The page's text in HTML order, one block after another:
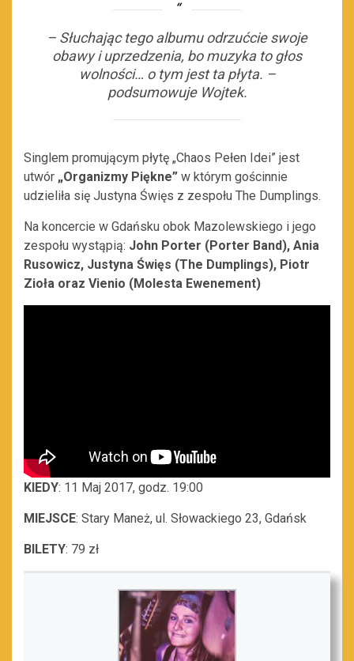
– Słuchając tego albumu odrzućcie swoje
obawy i uprzedzenia, bo muzyka to głos
wolności… o tym jest ta płyta. –
podsumowuje Wojtek.
Singlem promującym płytę „Chaos Pełen Idei” jest
utwór „Organizmy Piękne” w którym gościnnie
udzieliła się Justyna Święs z zespołu The Dumplings.
Na koncercie w Gdańsku obok Mazolewskiego i jego
zespołu wystąpią: John Porter (Porter Band), Ania
Rusowicz, Justyna Święs (The Dumplings), Piotr
Zioła oraz Vienio (Molesta Ewenement)
KIEDY: 11 Maj 2017, godz. 19:00
MIEJSCE: Stary Maneż, ul. Słowackiego 23, Gdańsk
BILETY: 79 zł